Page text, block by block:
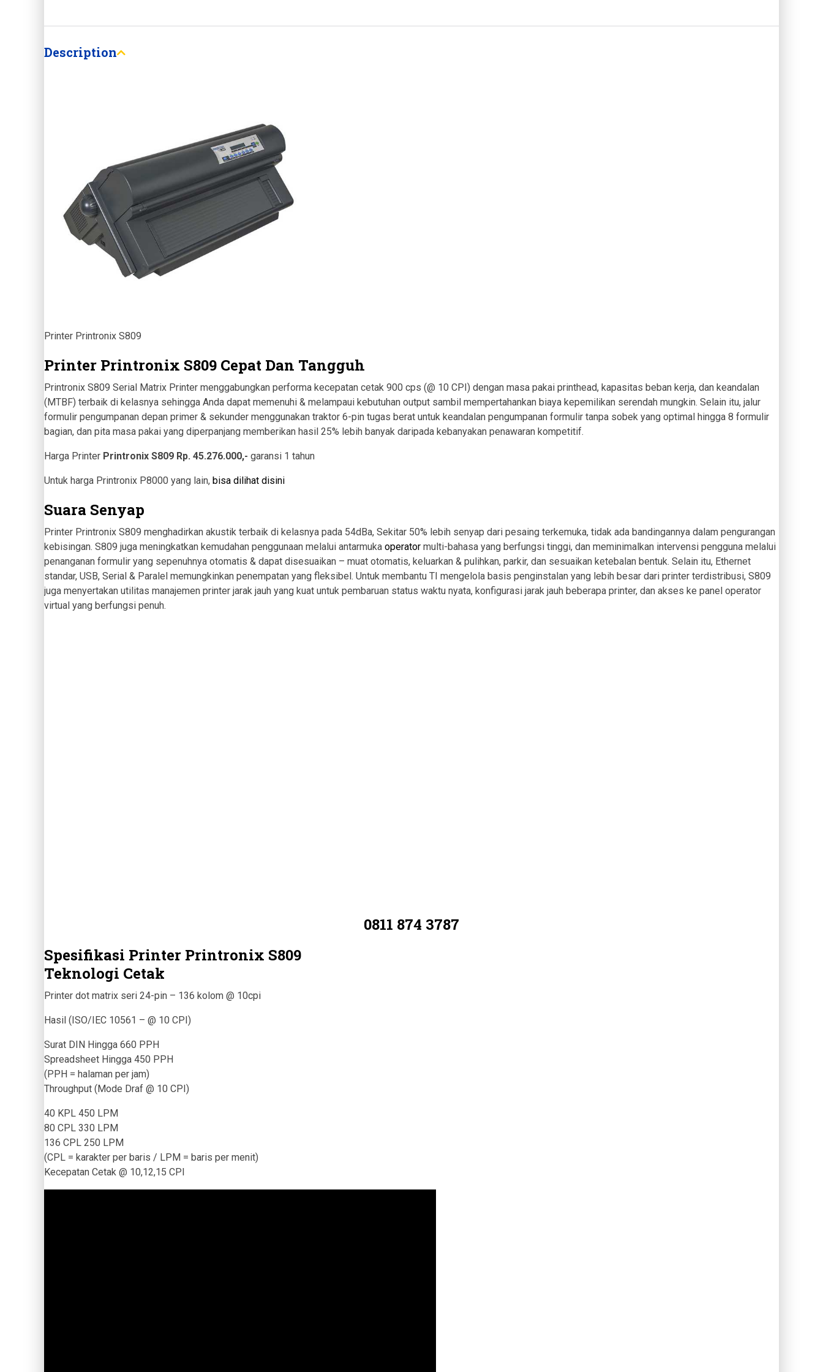
Description
Printer Printronix S809
Printer Printronix S809 Cepat Dan Tangguh
Printronix S809 Serial Matrix Printer menggabungkan performa kecepatan cetak 900 cps (@ 10 CPI) dengan masa pakai printhead, kapasitas beban kerja, dan keandalan
(MTBF) terbaik di kelasnya sehingga Anda dapat memenuhi & melampaui kebutuhan output sambil mempertahankan biaya kepemilikan serendah mungkin. Selain itu, jalur
formulir pengumpanan depan primer & sekunder menggunakan traktor 6-pin tugas berat untuk keandalan pengumpanan formulir tanpa sobek yang optimal hingga 8 formulir
bagian, dan pita masa pakai yang diperpanjang memberikan hasil 25% lebih banyak daripada kebanyakan penawaran kompetitif.
Harga Printer Printronix S809 Rp. 45.276.000,- garansi 1 tahun
Untuk harga Printronix P8000 yang lain, bisa dilihat disini
Suara Senyap
Printer Printronix S809 menghadirkan akustik terbaik di kelasnya pada 54dBa, Sekitar 50% lebih senyap dari pesaing terkemuka, tidak ada bandingannya dalam pengurangan
kebisingan. S809 juga meningkatkan kemudahan penggunaan melalui antarmuka operator multi-bahasa yang berfungsi tinggi, dan meminimalkan intervensi pengguna melalui
penanganan formulir yang sepenuhnya otomatis & dapat disesuaikan – muat otomatis, keluarkan & pulihkan, parkir, dan sesuaikan ketebalan bentuk. Selain itu, Ethernet
standar, USB, Serial & Paralel memungkinkan penempatan yang fleksibel. Untuk membantu TI mengelola basis penginstalan yang lebih besar dari printer terdistribusi, S809
juga menyertakan utilitas manajemen printer jarak jauh yang kuat untuk pembaruan status waktu nyata, konfigurasi jarak jauh beberapa printer, dan akses ke panel operator
virtual yang berfungsi penuh.
0811 874 3787
Spesifikasi Printer Printronix S809
Teknologi Cetak
Printer dot matrix seri 24-pin – 136 kolom @ 10cpi
Hasil (ISO/IEC 10561 – @ 10 CPI)
Surat DIN Hingga 660 PPH
Spreadsheet Hingga 450 PPH
(PPH = halaman per jam)
Throughput (Mode Draf @ 10 CPI)
40 KPL 450 LPM
80 CPL 330 LPM
136 CPL 250 LPM
(CPL = karakter per baris / LPM = baris per menit)
Kecepatan Cetak @ 10,12,15 CPI